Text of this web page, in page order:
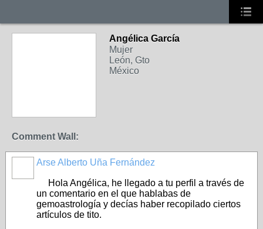
Angélica García
Mujer
León, Gto
México
Comment Wall:
Arse Alberto Uña Fernández
Hola Angélica, he llegado a tu perfil a través de
un comentario en el que hablabas de
gemoastrología y decías haber recopilado ciertos
artículos de tito.